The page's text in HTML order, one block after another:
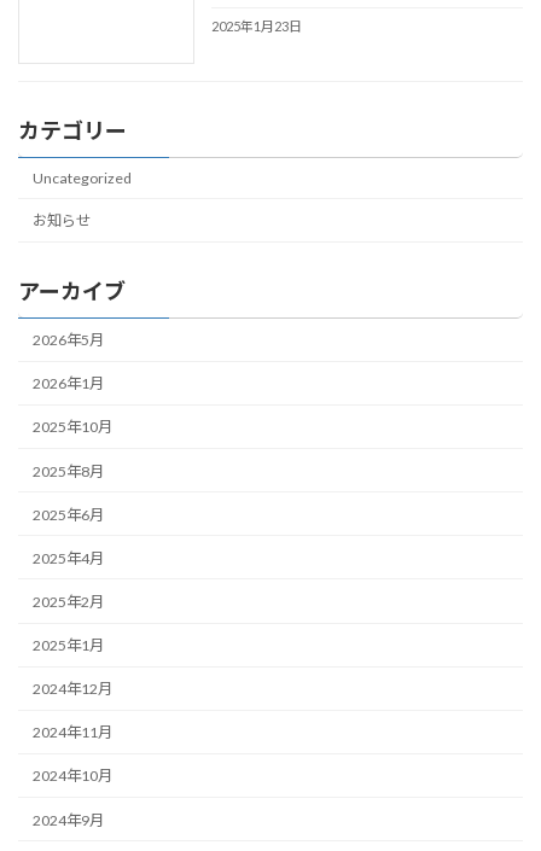
2025年1月23日
カテゴリー
Uncategorized
お知らせ
アーカイブ
2026年5月
2026年1月
2025年10月
2025年8月
2025年6月
2025年4月
2025年2月
2025年1月
2024年12月
2024年11月
2024年10月
2024年9月